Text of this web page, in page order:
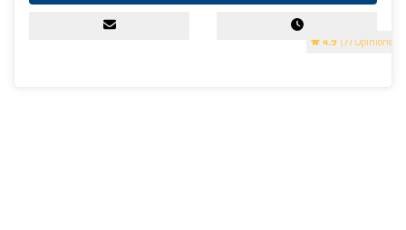
4.9 (77 Opinions)